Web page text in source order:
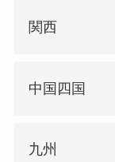
関西
中国四国
九州